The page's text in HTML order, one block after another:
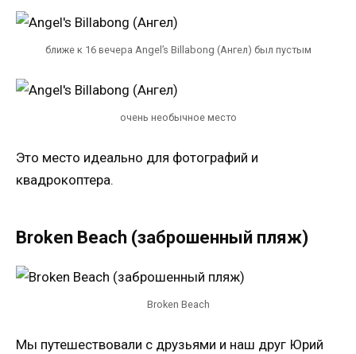
ближе к 16 вечера Angel’s Billabong (Ангел) был пустым
очень необычное место
Это место идеально для фотографий и
квадрокоптера.
Broken Beach (заброшенный пляж)
Broken Beach
Мы путешествовали с друзьями и наш друг Юрий